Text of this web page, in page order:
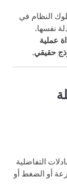
النظام في
نفسها.
عملية
حقيقي.
التفاضلية
أو الضغط أو